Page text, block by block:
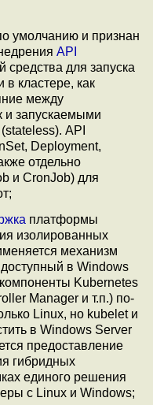
умолчанию и признан
API
средства для запуска
кластере, как
между
и запускаемыми
API
Deployment,
отдельно
и CronJob) для
платформы
изолированных
механизм
в Windows
Kubernetes
Manager и т.п.) по-
Linux, но kubelet и
в Windows Server
предоставление
гибридных
единого решения
c Linux и Windows;